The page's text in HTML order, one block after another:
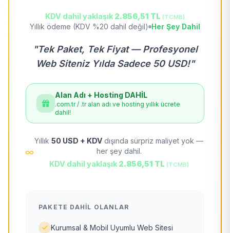
KDV dahil yaklaşık 2.856,51 TL (TCMB)
Yıllık ödeme (KDV %20 dahil değil) Her Şey Dahil
"Tek Paket, Tek Fiyat — Profesyonel
Web Siteniz Yılda Sadece 50 USD!"
Alan Adı + Hosting DAHİL
.com.tr / .tr alan adı ve hosting yıllık ücrete
dahil!
Yıllık 50 USD + KDV dışında sürpriz maliyet yok —
her şey dahil.
KDV dahil yaklaşık 2.856,51 TL (TCMB)
PAKETE DAHIL OLANLAR
Kurumsal & Mobil Uyumlu Web Sitesi